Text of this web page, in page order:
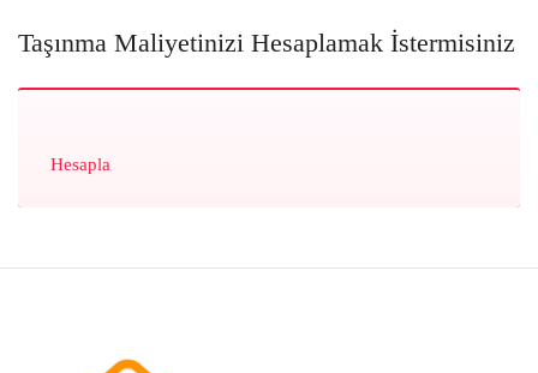
Taşınma Maliyetinizi Hesaplamak İstermisiniz
Hesapla